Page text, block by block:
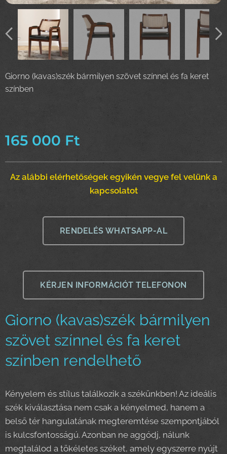
Giorno (kavas)szék bármilyen szövet színnel és fa keret
színben
165 000 Ft
Az alábbi elérhetőségek egyikén vegye fel velünk a
kapcsolatot
RENDELÉS WHATSAPP-AL
KÉRJEN INFORMÁCIÓT TELEFONON
Giorno (kavas)szék bármilyen
szövet színnel és fa keret
színben rendelhető
Kényelem és stílus találkozik a székünkben! Az ideális
szék kiválasztása nem csak a kényelmed, hanem a
belső tér hangulatának megteremtése szempontjából
is kulcsfontosságú. Azonban ne aggódj, nálunk
megtalálod a tökéletes széket, amely egyszerre nyújt